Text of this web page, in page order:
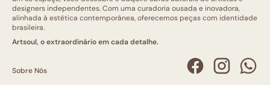
designers independentes. Com uma curadoria ousada e inovadora,
alinhada à estética contemporânea, oferecemos peças com identidade
brasileira.
Artsoul, o extraordinário em cada detalhe.
Sobre Nós